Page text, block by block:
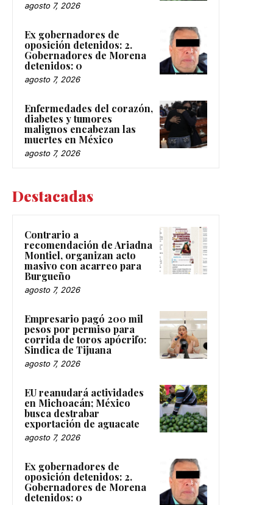
agosto 7, 2026
Ex gobernadores de
oposición detenidos: 2.
Gobernadores de Morena
detenidos: 0
agosto 7, 2026
Enfermedades del corazón,
diabetes y tumores
malignos encabezan las
muertes en México
agosto 7, 2026
Destacadas
Contrario a
recomendación de Ariadna
Montiel, organizan acto
masivo con acarreo para
Burgueño
agosto 7, 2026
Empresario pagó 200 mil
pesos por permiso para
corrida de toros apócrifo:
Sindica de Tijuana
agosto 7, 2026
EU reanudará actividades
en Michoacán; México
busca destrabar
exportación de aguacate
agosto 7, 2026
Ex gobernadores de
oposición detenidos: 2.
Gobernadores de Morena
detenidos: 0